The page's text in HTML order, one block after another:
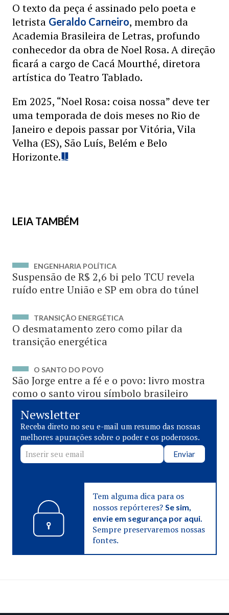
O texto da peça é assinado pelo poeta e
letrista Geraldo Carneiro, membro da
Academia Brasileira de Letras, profundo
conhecedor da obra de Noel Rosa. A direção
ficará a cargo de Cacá Mourthé, diretora
artística do Teatro Tablado.
Em 2025, “Noel Rosa: coisa nossa” deve ter
uma temporada de dois meses no Rio de
Janeiro e depois passar por Vitória, Vila
Velha (ES), São Luís, Belém e Belo
Horizonte.
LEIA TAMBÉM
ENGENHARIA POLÍTICA
Suspensão de R$ 2,6 bi pelo TCU revela
ruído entre União e SP em obra do túnel
TRANSIÇÃO ENERGÉTICA
O desmatamento zero como pilar da
transição energética
O SANTO DO POVO
São Jorge entre a fé e o povo: livro mostra
como o santo virou símbolo brasileiro
Newsletter
Receba direto no seu e-mail um resumo das nossas
melhores apurações sobre o poder e os poderosos.
Enviar
Tem alguma dica para os
nossos repórteres? Se sim,
envie em segurança por aqui.
Sempre preservaremos nossas
fontes.